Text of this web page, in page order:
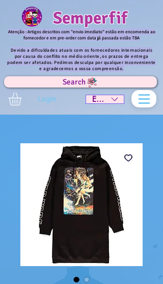
Semperfif
Atenção : Artigos descritos com "envio imediato" estão em encomenda ao
fornecedor e em pre-order com data já passada estão TBA
Devido a dificuldades atuais com os fornecedores internacionais
por causa do conflito no médio oriente, os prazos de entrega
podem ser afetados. Pedimos desculpa por qualquer inconveniente
e agradecemos a vossa compreensão.
Search
Login
EUR (€)